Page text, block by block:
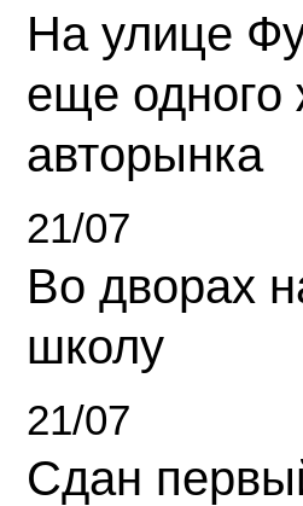
На улице
еще одного
авторынка
21/07
Во дворах
школу
21/07
Сдан